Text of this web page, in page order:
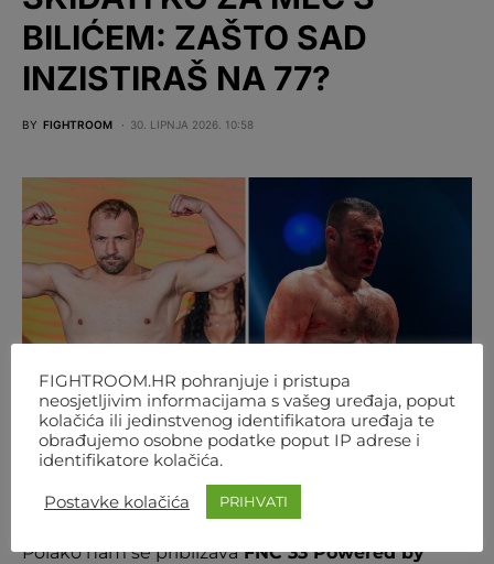
BILIĆEM: ZAŠTO SAD
INZISTIRAŠ NA 77?
BY FIGHTROOM 30. LIPNJA 2026. 10:58
Polako nam se približavaFNC 33 Powered by
FIGHTROOM.HR pohranjuje i pristupa
neosjetljivim informacijama s vašeg uređaja, poput
kolačića ili jedinstvenog identifikatora uređaja te
obrađujemo osobne podatke poput IP adrese i
identifikatore kolačića.
Postavke kolačića PRIHVATI